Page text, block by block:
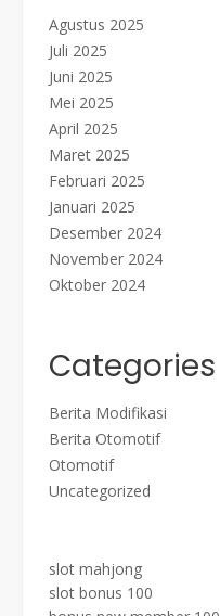
Agustus 2025
Juli 2025
Juni 2025
Mei 2025
April 2025
Maret 2025
Februari 2025
Januari 2025
Desember 2024
November 2024
Oktober 2024
Categories
Berita Modifikasi
Berita Otomotif
Otomotif
Uncategorized
slot mahjong
slot bonus 100